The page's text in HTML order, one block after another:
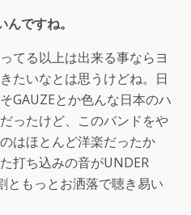
ですね。
てる以上は出来る事ならヨ
たいなとは思うけどね。日
GAUZEとか色んな日本のハ
ったけど、このバンドをや
はほとんど洋楽だったか
打ち込みの音がUNDER
ともっとお洒落で聴き易い